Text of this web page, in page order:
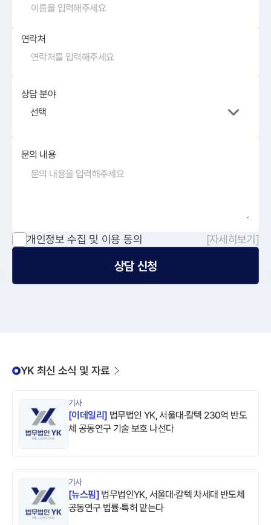
연락처
상담 분야
선택
문의 내용
개인정보 수집 및 이용 동의 [자세히보기]
상담 신청
YK 최신 소식 및 자료
기사
[이데일리] 법무법인 YK, 서울대·칼텍 230억 반도
체 공동연구 기술 보호 나선다
기사
[뉴스핌]법무법인YK, 서울대·칼텍 차세대 반도체
공동연구 법률·특허 맡는다